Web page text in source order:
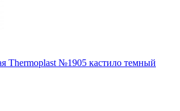
Thermoplast №1905 кастило темный